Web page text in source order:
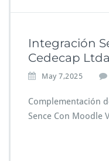
Integración
Cedecap
May 7,2025
Complementación
Sence Con Moodle